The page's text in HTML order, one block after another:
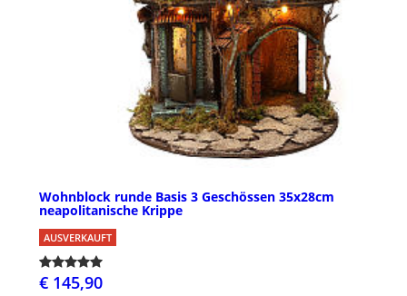
Wohnblock runde Basis 3 Geschössen 35x28cm
neapolitanische Krippe
AUSVERKAUFT
€ 145,90